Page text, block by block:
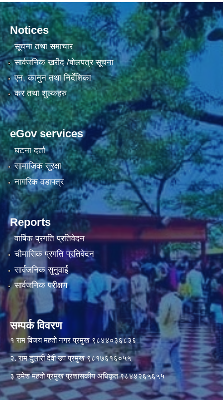
Notices
सूचना तथा समाचार
सार्वजनिक खरीद /बोलपत्र सूचना
एन, कानुन तथा निर्देशिका
कर तथा शुल्कहरु
eGov services
घटना दर्ता
सामाजिक सुरक्षा
नागरिक वडापत्र
Reports
वार्षिक प्रगति प्रतिवेदन
चौमासिक प्रगति प्रतिवेदन
सार्वजनिक सुनुवाई
सार्वजनिक परीक्षण
सम्पर्क विवरण
१ राम विजय महतो नगर प्रमुख ९८४४०३६८३६
२. राम दुलारी देवी उप प्रमुख ९८१७६१६०५५
३ उमेश महतो प्रमुख प्रशासकीय अधिकृत ९८४४२६५६५५